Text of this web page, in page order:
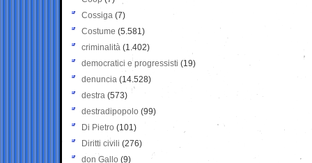
Cossiga (7)
Costume (5.581)
criminalità (1.402)
democratici e progressisti (19)
denuncia (14.528)
destra (573)
destradipopolo (99)
Di Pietro (101)
Diritti civili (276)
don Gallo (9)